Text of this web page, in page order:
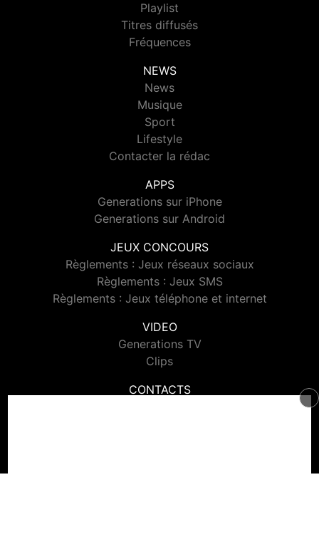
Playlist
Titres diffusés
Fréquences
NEWS
News
Musique
Sport
Lifestyle
Contacter la rédac
APPS
Generations sur iPhone
Generations sur Android
JEUX CONCOURS
Règlements : Jeux réseaux sociaux
Règlements : Jeux SMS
Règlements : Jeux téléphone et internet
VIDEO
Generations TV
Clips
CONTACTS